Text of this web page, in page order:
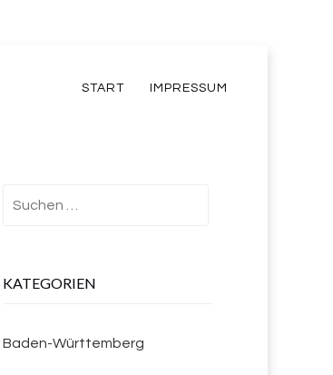
START IMPRESSUM
KATEGORIEN
Baden-Württemberg